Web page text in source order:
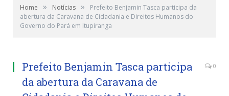
Home » Notícias »
Prefeito Benjamin Tasca participa da
abertura da Caravana de Cidadania e Direitos Humanos do
Governo do Pará em Itupiranga
Prefeito Benjamin Tasca participa
da abertura da Caravana de
0